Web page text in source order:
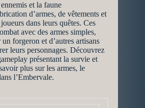
et la faune
d’armes, de vêtements et
dans leurs quêtes. Ces
avec des armes simples,
forgeron et d’autres artisans
leurs personnages. Découvrez
présentant la survie et
plus sur les armes, le
l’Embervale.